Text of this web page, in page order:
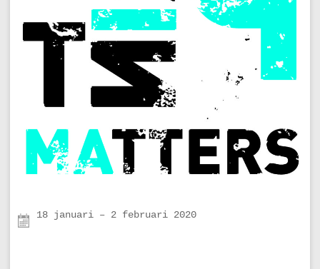
18 januari – 2 februari 2020